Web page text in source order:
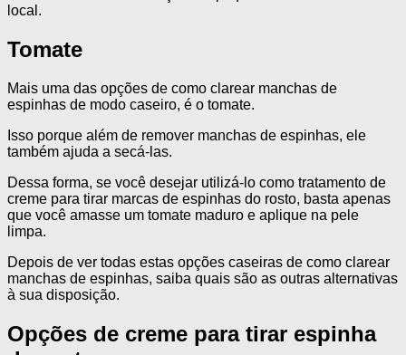
local.
Tomate
Mais uma das opções de como clarear manchas de
espinhas de modo caseiro, é o tomate.
Isso porque além de remover manchas de espinhas, ele
também ajuda a secá-las.
Dessa forma, se você desejar utilizá-lo como tratamento de
creme para tirar marcas de espinhas do rosto, basta apenas
que você amasse um tomate maduro e aplique na pele
limpa.
Depois de ver todas estas opções caseiras de como clarear
manchas de espinhas, saiba quais são as outras alternativas
à sua disposição.
Opções de creme para tirar espinha